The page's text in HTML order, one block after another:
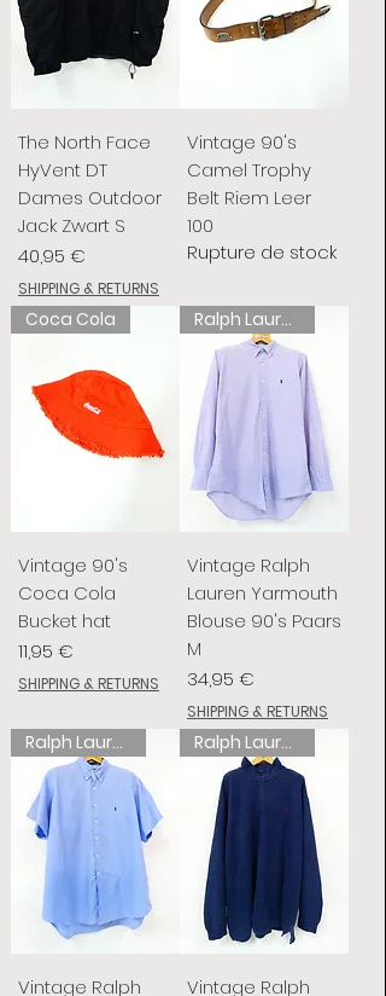
The North Face
HyVent DT
Dames Outdoor
Jack Zwart S
Prix
40,95 €
SHIPPING & RETURNS
Vintage 90's
Camel Trophy
Belt Riem Leer
100
Rupture de stock
Coca Cola
Vintage 90's
Coca Cola
Bucket hat
Prix
11,95 €
SHIPPING & RETURNS
Ralph Lauren
Vintage Ralph
Lauren Yarmouth
Blouse 90's Paars
M
Prix
34,95 €
SHIPPING & RETURNS
Ralph Lauren
Vintage Ralph
Ralph Lauren
Vintage Ralph